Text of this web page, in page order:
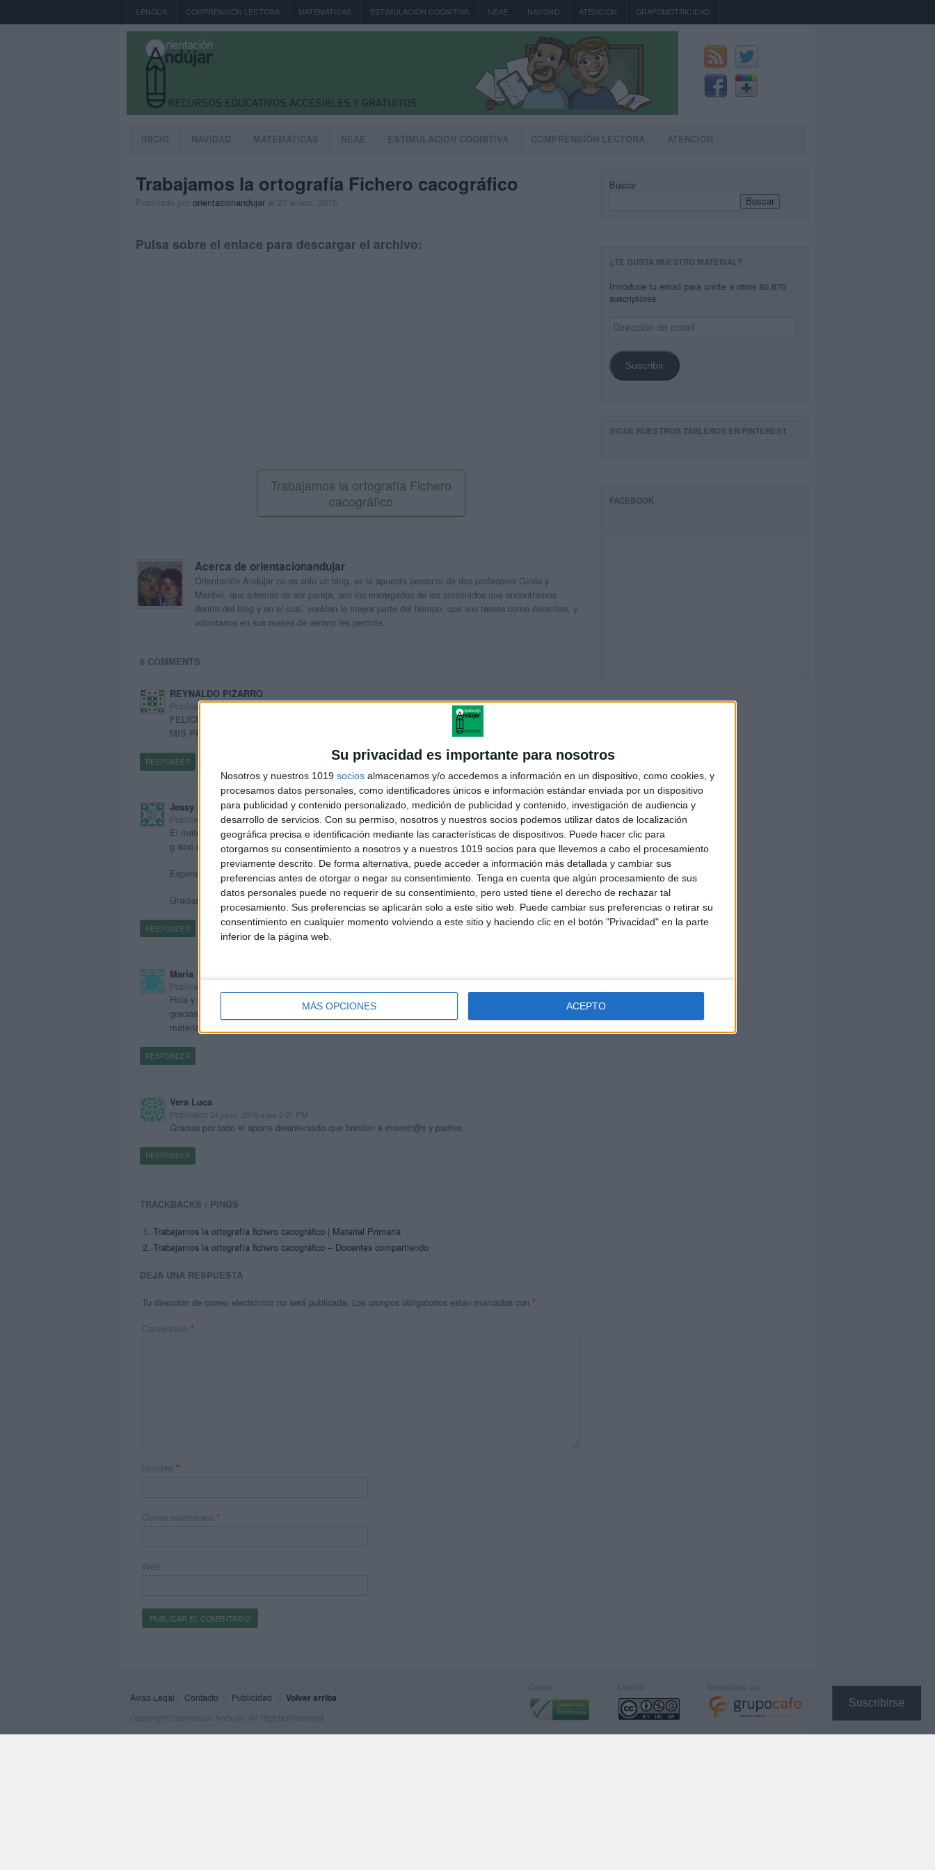
Su privacidad es importante para nosotros
Nosotros y nuestros 1019 socios almacenamos y/o accedemos a información en un dispositivo, como cookies, y
procesamos datos personales, como identificadores únicos e información estándar enviada por un dispositivo
para publicidad y contenido personalizado, medición de publicidad y contenido, investigación de audiencia y
desarrollo de servicios. Con su permiso, nosotros y nuestros socios podemos utilizar datos de localización
geográfica precisa e identificación mediante las características de dispositivos. Puede hacer clic para
otorgarnos su consentimiento a nosotros y a nuestros 1019 socios para que llevemos a cabo el procesamiento
previamente descrito. De forma alternativa, puede acceder a información más detallada y cambiar sus
preferencias antes de otorgar o negar su consentimiento. Tenga en cuenta que algún procesamiento de sus
datos personales puede no requerir de su consentimiento, pero usted tiene el derecho de rechazar tal
procesamiento. Sus preferencias se aplicarán solo a este sitio web. Puede cambiar sus preferencias o retirar su
consentimiento en cualquier momento volviendo a este sitio y haciendo clic en el botón "Privacidad" en la parte
inferior de la página web.
MÁS OPCIONES ACEPTO
Suscribirse
LENGUA COMPRENSIÓN LECTORA MATEMÁTICAS ESTIMULACION COGNITIVA NEAE NAVIDAD ATENCIÓN GRAFOMOTRICIDAD
INICIO NAVIDAD MATEMÁTICAS NEAE ESTIMULACION COGNITIVA COMPRENSIÓN LECTORA ATENCIÓN
Trabajamos la ortografía Fichero cacográfico
Publicado por orientacionandujar el 21 enero, 2015
Pulsa sobre el enlace para descargar el archivo:
Trabajamos la ortografía Fichero
cacográfico
Acerca de orientacionandujar
Orientación Andújar no es solo un blog, es la apuesta personal de dos profesores Ginés y
Maribel, que además de ser pareja, son los encargados de los contenidos que encontramos
dentro del blog y en el cual, vuelcan la mayor parte del tiempo, que sus tareas como docentes, y
voluntarios en sus meses de verano les permite.
6 COMMENTS
REYNALDO PIZARRO
Publicado23 enero, 2015 a las 6:49 PM
FELICITACIONES AL EQUIPO POR TAN VALIOSA DEDICACION ME SIRVIO DE MUCHO EN
MIS PRACTICAS EDUCATIVAS Y SIGAN ADELANTE UN SALUDO DESDE LA PAZ BOLIVIA
RESPONDER
Jessy
Publicado 23 enero, 2015 a las 7:31 PM
El material me parece perfecto pero he encontrado un error ortográfico: berengena no se escribe con
g sino con j.
Espero que lo solucionen,
Gracias
RESPONDER
María
Publicado
Hola y enhorabuena por vuestra página. Todos los materiales que compartís son estupendo. Muchas
gracias. El problema es que no puedo descargarme o me está dando problemas descargarme, el
material el fichero cacográfico. Os agradecería que mirarais si existe algún problema. Saludos
RESPONDER
Vera Luca
Publicado 24 junio, 2016 a las 2:21 PM
Gracias por todo el aporte desintersado que brindan a maestr@s y padres.
RESPONDER
TRACKBACKS / PINGS
Trabajamos la ortografía fichero cacográfico | Material Primaria
Trabajamos la ortografía fichero cacográfico – Docentes compartiendo
DEJA UNA RESPUESTA
Tu dirección de correo electrónico no será publicada. Los campos obligatorios están marcados con *
Comentario *
Nombre *
Correo electrónico *
Web
Buscar
Buscar
¿TE GUSTA NUESTRO MATERIAL?
Introduce tu email para unirte a otros 80.870
suscriptores.
Dirección
de
Suscribir
SIGUE NUESTROS TABLEROS EN PINTEREST
FACEBOOK
Aviso Legal Contacto Publicidad Volver arriba